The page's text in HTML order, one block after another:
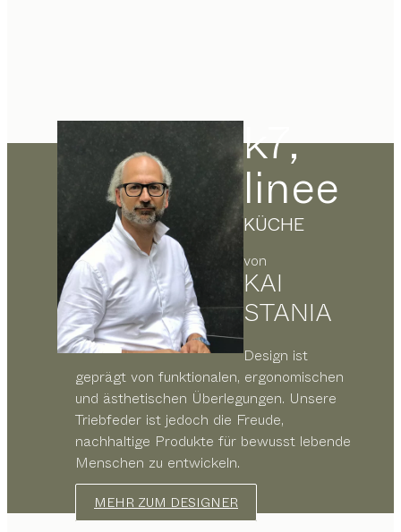
k7,
linee
KÜCHE
von
KAI
STANIA
Design ist
geprägt von funktionalen, ergonomischen
und ästhetischen Überlegungen. Unsere
Triebfeder ist jedoch die Freude,
nachhaltige Produkte für bewusst lebende
Menschen zu entwickeln.
MEHR ZUM DESIGNER